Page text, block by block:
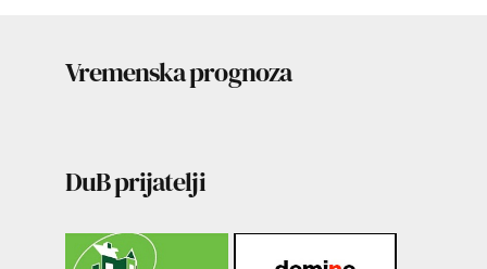
Vremenska prognoza
DuB prijatelji